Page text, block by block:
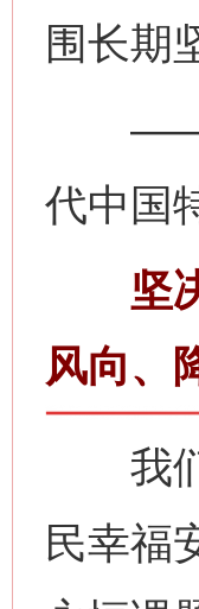
围长期
代中国
坚决
风向、
我们
民幸福